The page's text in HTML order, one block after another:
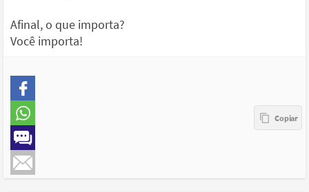
Afinal, o que importa?
Você importa!